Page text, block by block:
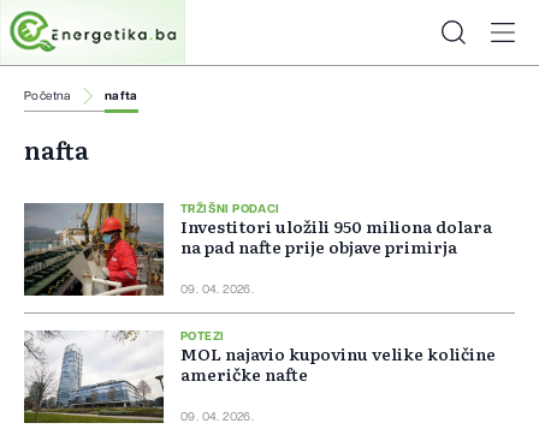
Početna nafta
nafta
TRŽIŠNI PODACI
Investitori uložili 950 miliona dolara
na pad nafte prije objave primirja
09. 04. 2026.
POTEZI
MOL najavio kupovinu velike količine
američke nafte
09. 04. 2026.